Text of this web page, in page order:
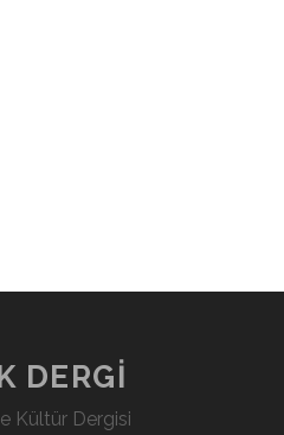
DERGİ
Kültür Dergisi